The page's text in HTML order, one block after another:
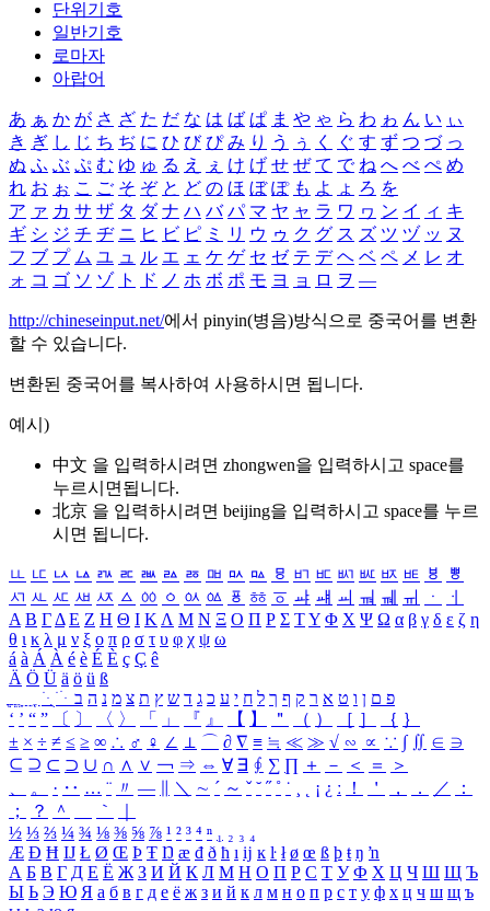
단위기호
일반기호
로마자
아랍어
あ ぁ か が さ ざ た だ な は ば ぱ ま や ゃ ら わ ゎ ん い ぃ
き ぎ し じ ち ぢ に ひ び ぴ み り う ぅ く ぐ す ず つ づ っ
ぬ ふ ぶ ぷ む ゆ ゅ る え ぇ け げ せ ぜ て で ね へ べ ぺ め
れ お ぉ こ ご そ ぞ と ど の ほ ぼ ぽ も よ ょ ろ を
ア ァ カ サ ザ タ ダ ナ ハ バ パ マ ヤ ャ ラ ワ ヮ ン イ ィ キ
ギ シ ジ チ ヂ ニ ヒ ビ ピ ミ リ ウ ゥ ク グ ス ズ ツ ヅ ッ ヌ
フ ブ プ ム ユ ュ ル エ ェ ケ ゲ セ ゼ テ デ ヘ ベ ペ メ レ オ
ォ コ ゴ ソ ゾ ト ド ノ ホ ボ ポ モ ヨ ョ ロ ヲ ―
http://chineseinput.net/에서 pinyin(병음)방식으로 중국어를 변환
할 수 있습니다.
변환된 중국어를 복사하여 사용하시면 됩니다.
예시)
中文 을 입력하시려면 zhongwen을 입력하시고 space를
누르시면됩니다.
北京 을 입력하시려면 beijing을 입력하시고 space를 누르
시면 됩니다.
ㅥ ㅦ ㅧ ㅨ ㅩ ㅪ ㅫ ㅬ ㅭ ㅮ ㅯ ㅰ ㅱ ㅲ ㅳ ㅴ ㅵ ㅶ ㅷ ㅸ
ㅹ
ㅺ ㅻ ㅼ ㅽ ㅾ ㅿ ㆀ ㆁ ㆂ ㆃ ㆄ ㆅ ㆆ ㆇ ㆈ ㆉ ㆊ ㆋ ㆌ ㆍ
ㆎ
Α Β ΓΔ Ε Ζ Η Θ Ι ΚΛ Μ Ν Ξ Ο Π Ρ Σ ΤΥ Φ Χ Ψ Ω α β γ δ ε ζ η
θ ι κ λ μ ν ξ ο π ρ σ τ υ φ χ ψ ω
á à Á À é è É È ç Ç ê
Ä Ö Ü ä ö ü ß
ִֶֹ ֻּ ׁׂ פ ם ן ו ט א ר ק ף ך ל ח י ע כ ג ד ש ץ ת צ מ נ ה ב
‘ ’ “ ” 〔 〕 〈 〉 「 」 『 』 【 】 ＂ （ ） ［ ］ ｛ ｝
± × ÷ ≠ ≤ ≥ ∞ ∴ ♂ ♀ ∠ ⊥ ⌒ ∂ ∇ ≡ ≒ ≪ ≫ √ ∽ ∝ ∵ ∫ ∬ ∈ ∋
⊆ ⊇ ⊂ ⊃ ∪ ∩ ∧ ∨ ￢ ⇒ ⇔ ∀ ∃ ∮ ∑ ∏ ＋ － ＜ ＝
＞
、
。 · ‥ … ¨ 〃 ― ＼ ∼ ´ ～ ˇ ˘ ˝ ˚ ˙ ¸ ¡ ¿ ː ！ ＇ ， ． ／
：
；
？ ＾ ｀
½ ⅓ ⅔ ¼ ¾ ⅛ ⅜ ⅝ ⅞ ¹ ² ³ ⁴ ⁿ ₁ ₂ ₃ ₄
Æ Ð Ħ Ĳ Ł Ø Œ Þ Ŧ Ŋ æ đ ð ħ ı ĳ ĸ ŀ ł ø œ ß þ ŧ ŋ ŉ
А Б В Г Д Е Ё Ж З И Й К Л М Н О П Р С Т У Ф Х Ц Ч Ш Щ Ъ
Ы Ь Э Ю Я а б в г д е ё ж з и й к л м н о п р с т у ф х ц ч ш щ ъ